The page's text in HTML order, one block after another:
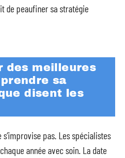
de peaufiner sa stratégie
des meilleures
sa
disent les
pas. Les spécialistes
année avec soin. La date